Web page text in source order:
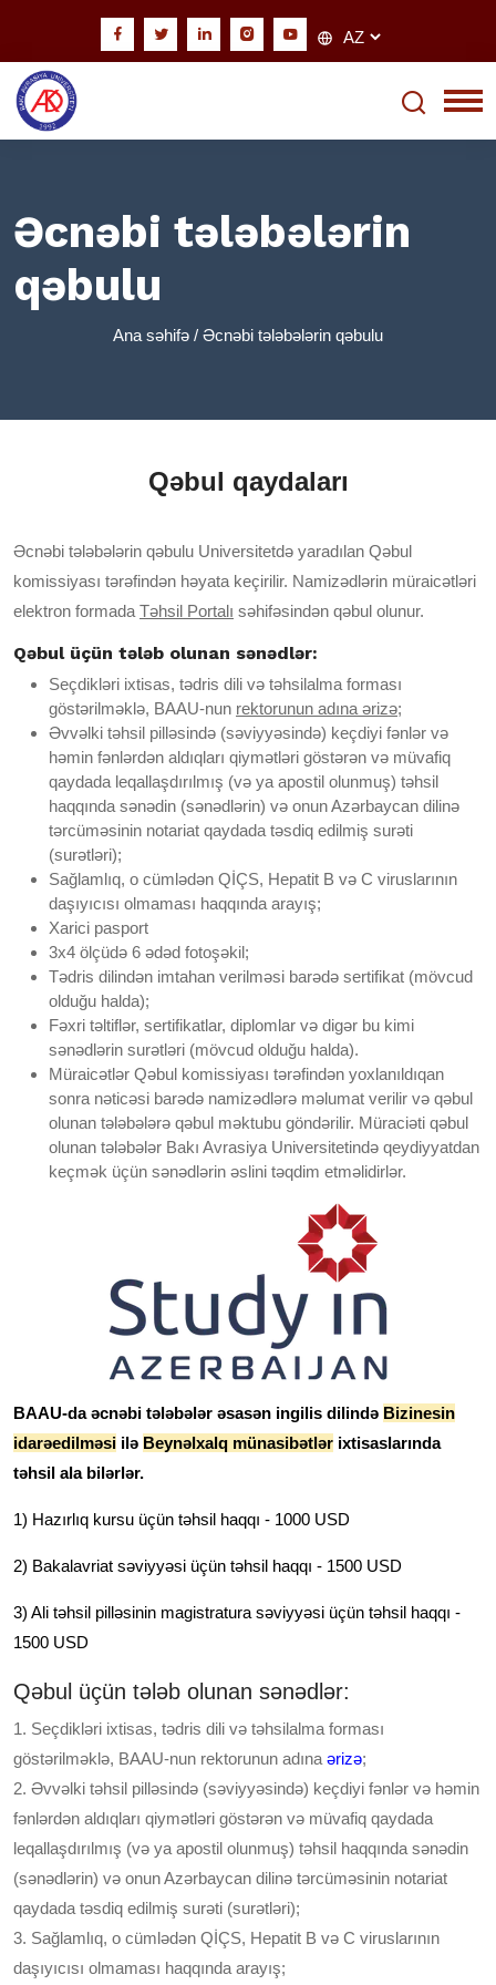
Əcnəbi tələbələrin
qəbulu
Ana səhifə / Əcnəbi tələbələrin qəbulu
Qəbul qaydaları
Əcnəbi tələbələrin qəbulu Universitetdə yaradılan Qəbul
komissiyası tərəfindən həyata keçirilir. Namizədlərin müraicətləri
elektron formada Təhsil Portalı səhifəsindən qəbul olunur.
Qəbul üçün tələb olunan sənədlər:
Seçdikləri ixtisas, tədris dili və təhsilalma forması
göstərilməklə, BAAU-nun rektorunun adına ərizə;
Əvvəlki təhsil pilləsində (səviyyəsində) keçdiyi fənlər və
həmin fənlərdən aldıqları qiymətləri göstərən və müvafiq
qaydada leqallaşdırılmış (və ya apostil olunmuş) təhsil
haqqında sənədin (sənədlərin) və onun Azərbaycan dilinə
tərcüməsinin notariat qaydada təsdiq edilmiş surəti
(surətləri);
Sağlamlıq, o cümlədən QİÇS, Hepatit B və C viruslarının
daşıyıcısı olmaması haqqında arayış;
Xarici pasport
3x4 ölçüdə 6 ədəd fotoşəkil;
Tədris dilindən imtahan verilməsi barədə sertifikat (mövcud
olduğu halda);
Fəxri təltiflər, sertifikatlar, diplomlar və digər bu kimi
sənədlərin surətləri (mövcud olduğu halda).
Müraicətlər Qəbul komissiyası tərəfindən yoxlanıldıqan
sonra nəticəsi barədə namizədlərə məlumat verilir və qəbul
olunan tələbələrə qəbul məktubu göndərilir. Müraciəti qəbul
olunan tələbələr Bakı Avrasiya Universitetində qeydiyyatdan
keçmək üçün sənədlərin əslini təqdim etməlidirlər.
BAAU-da əcnəbi tələbələr əsasən ingilis dilində Bizinesin
idarəedilməsi ilə Beynəlxalq münasibətlər ixtisaslarında
təhsil ala bilərlər.
1) Hazırlıq kursu üçün təhsil haqqı - 1000 USD
2) Bakalavriat səviyyəsi üçün təhsil haqqı - 1500 USD
3) Ali təhsil pilləsinin magistratura səviyyəsi üçün təhsil haqqı -
1500 USD
Qəbul üçün tələb olunan sənədlər:
1. Seçdikləri ixtisas, tədris dili və təhsilalma forması
göstərilməklə, BAAU-nun rektorunun adına ərizə;
2. Əvvəlki təhsil pilləsində (səviyyəsində) keçdiyi fənlər və həmin
fənlərdən aldıqları qiymətləri göstərən və müvafiq qaydada
leqallaşdırılmış (və ya apostil olunmuş) təhsil haqqında sənədin
(sənədlərin) və onun Azərbaycan dilinə tərcüməsinin notariat
qaydada təsdiq edilmiş surəti (surətləri);
3. Sağlamlıq, o cümlədən QİÇS, Hepatit B və C viruslarının
daşıyıcısı olmaması haqqında arayış;